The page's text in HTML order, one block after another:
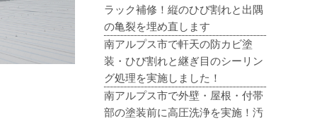
ラック補修！縦のひび割れと出隅
の亀裂を埋め直します
南アルプス市で軒天の防カビ塗
装・ひび割れと継ぎ目のシーリン
グ処理を実施しました！
南アルプス市で外壁・屋根・付帯
部の塗装前に高圧洗浄を実施！汚